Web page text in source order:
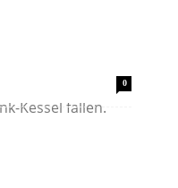
0
und ein
Kessel fallen.